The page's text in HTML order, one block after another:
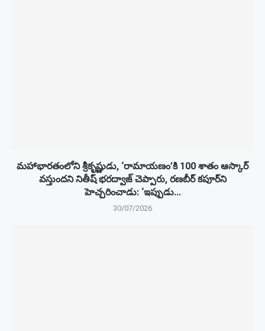
మహాభారతంలోని శ్రీకృష్ణుడు, ‘రామాయణం’కి 100 శాతం ఆస్కార్
వస్తుందని నితీష్ భరద్వాజ్ చెప్పారు, రణబీర్ కపూర్‌ని
హెచ్చరించాడు: ‘ఇప్పుడు...
30/07/2026